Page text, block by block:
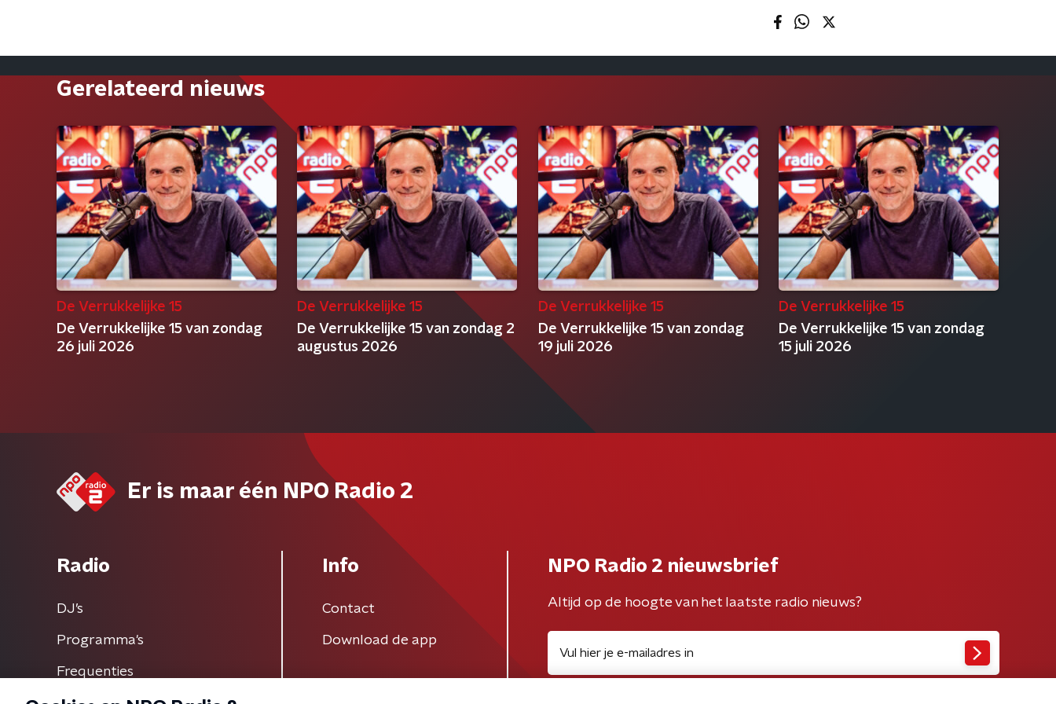
Gerelateerd nieuws
De Verrukkelijke 15
De Verrukkelijke 15 van zondag
26 juli 2026
De Verrukkelijke 15
De Verrukkelijke 15 van zondag 2
augustus 2026
De Verrukkelijke 15
De Verrukkelijke 15 van zondag
19 juli 2026
De Verrukkelijke 15
De Verrukkelijke 15 van zondag
15 juli 2026
Er is maar één NPO Radio 2
Radio
DJ’s
Programma's
Frequenties
Info
Contact
Download de app
NPO Radio 2 nieuwsbrief
Altijd op de hoogte van het laatste radio nieuws?